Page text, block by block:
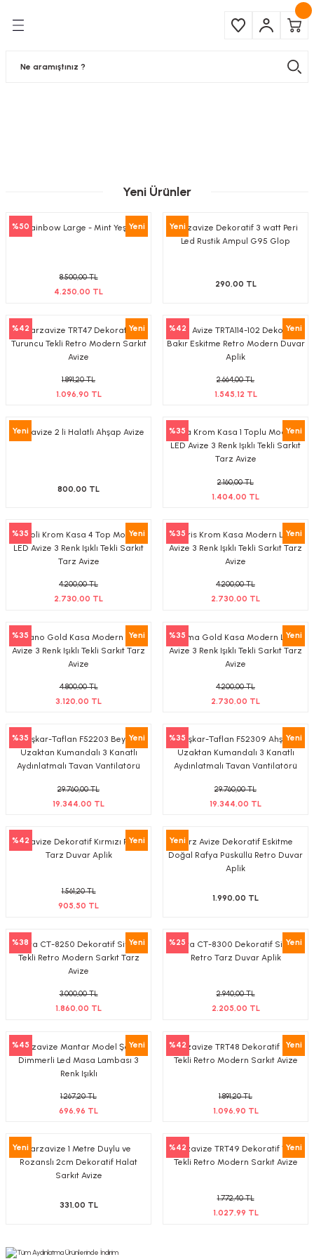
Armatürler
Yeni Ürünler
%50 Yeni
Rainbow Large - Mint Yeşili
8.500,00 TL
4.250,00 TL
Yeni
Tarzavize Dekoratif 3 watt Peri
Led Rustik Ampul G95 Glop
290,00 TL
%42 Yeni
Tarzavize TRT47 Dekoratif
Turuncu Tekli Retro Modern Sarkıt
Avize
1.891,20 TL
1.096,90 TL
%42 Yeni
Tarz Avize TRTA114-102 Dekoratif
Bakır Eskitme Retro Modern Duvar
Aplik
2.664,00 TL
1.545,12 TL
Yeni
Tarzavize 2 li Halatlı Ahşap Avize
800,00 TL
%35 Yeni
Atina Krom Kasa 1 Toplu Modern
LED Avize 3 Renk Işıklı Tekli Sarkıt
Tarz Avize
2.160,00 TL
1.404,00 TL
%35 Yeni
Napoli Krom Kasa 4 Top Modern
LED Avize 3 Renk Işıklı Tekli Sarkıt
Tarz Avize
4.200,00 TL
2.730,00 TL
%35 Yeni
Paris Krom Kasa Modern LED
Avize 3 Renk Işıklı Tekli Sarkıt Tarz
Avize
4.200,00 TL
2.730,00 TL
%35 Yeni
Milano Gold Kasa Modern LED
Avize 3 Renk Işıklı Tekli Sarkıt Tarz
Avize
4.800,00 TL
3.120,00 TL
%35 Yeni
Roma Gold Kasa Modern LED
Avize 3 Renk Işıklı Tekli Sarkıt Tarz
Avize
4.200,00 TL
2.730,00 TL
%35 Yeni
Kaşkar-Taflan F52203 Beyaz
Uzaktan Kumandalı 3 Kanatlı
Aydınlatmalı Tavan Vantilatörü
29.760,00 TL
19.344,00 TL
%35 Yeni
Kaşkar-Taflan F52309 Ahşap
Uzaktan Kumandalı 3 Kanatlı
Aydınlatmalı Tavan Vantilatörü
29.760,00 TL
19.344,00 TL
%42 Yeni
Tarzavize Dekoratif Kırmızı Retro
Tarz Duvar Aplik
1.561,20 TL
905,50 TL
YeniTarz Avize Dekoratif Eskitme
Doğal Rafya Püsküllü Retro Duvar
Aplik
1.990,00 TL
%38 Yeni
Cata CT-8250 Dekoratif Siyah
Tekli Retro Modern Sarkıt Tarz
Avize
3.000,00 TL
1.860,00 TL
%25 Yeni
Cata CT-8300 Dekoratif Siyah
Retro Tarz Duvar Aplik
2.940,00 TL
2.205,00 TL
%45 Yeni
Tarzavize Mantar Model Şarjlı
Dimmerli Led Masa Lambası 3
Renk Işıklı
1.267,20 TL
696,96 TL
%42 Yeni
Tarzavize TRT48 Dekoratif Sarı
Tekli Retro Modern Sarkıt Avize
1.891,20 TL
1.096,90 TL
YeniTarzavize 1 Metre Duylu ve
Rozanslı 2cm Dekoratif Halat
Sarkıt Avize
331,00 TL
%42 Yeni
Tarzavize TRT49 Dekoratif Yeşil
Tekli Retro Modern Sarkıt Avize
1.772,40 TL
1.027,99 TL